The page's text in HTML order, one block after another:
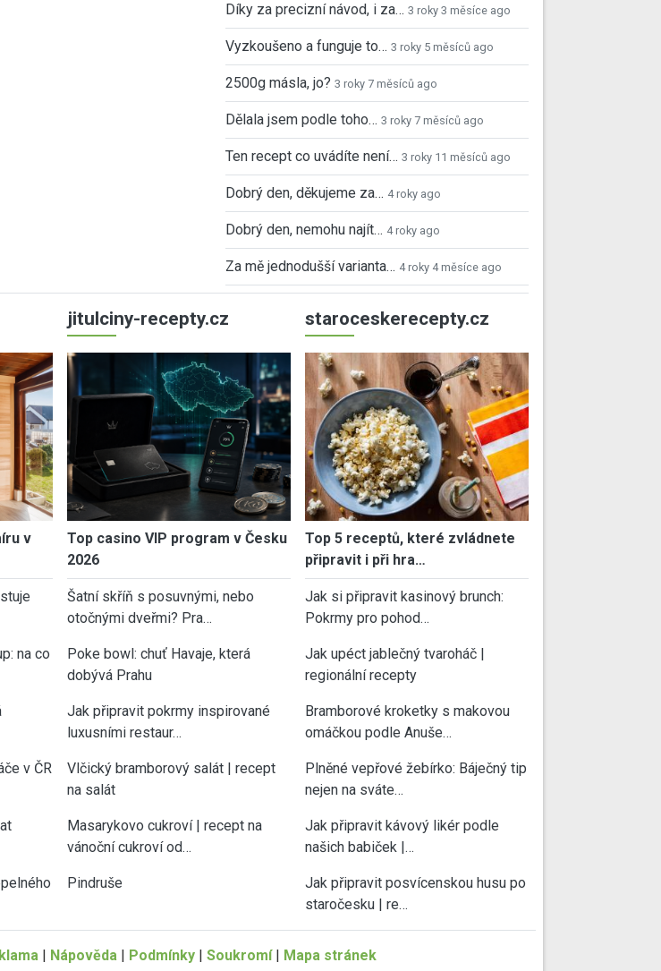
Díky za precizní návod, i za… 3 roky 3 měsíce ago
Vyzkoušeno a funguje to… 3 roky 5 měsíců ago
2500g másla, jo? 3 roky 7 měsíců ago
Dělala jsem podle toho… 3 roky 7 měsíců ago
Ten recept co uvádíte není… 3 roky 11 měsíců ago
Dobrý den, děkujeme za… 4 roky ago
Dobrý den, nemohu najít… 4 roky ago
Za mě jednodušší varianta… 4 roky 4 měsíce ago
v
na co
v ČR
jitulciny-recepty.cz
Top casino VIP program v Česku
2026
Šatní skříň s posuvnými, nebo
otočnými dveřmi? Pra…
Poke bowl: chuť Havaje, která
dobývá Prahu
Jak připravit pokrmy inspirované
luxusními restaur…
Vlčický bramborový salát | recept
na salát
Masarykovo cukroví | recept na
vánoční cukroví od…
Pindruše
staroceskerecepty.cz
Top 5 receptů, které zvládnete
připravit i při hra…
Jak si připravit kasinový brunch:
Pokrmy pro pohod…
Jak upéct jablečný tvaroháč |
regionální recepty
Bramborové kroketky s makovou
omáčkou podle Anuše…
Plněné vepřové žebírko: Báječný tip
nejen na sváte…
Jak připravit kávový likér podle
našich babiček |…
Jak připravit posvícenskou husu po
staročesku | re…
| Nápověda | Podmínky | Soukromí| Mapa stránek